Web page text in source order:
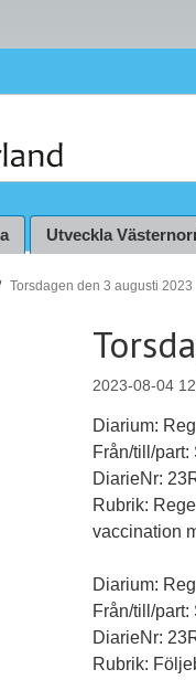
Utveckla
Torsdagen den 3 augusti 2023
2023-08-04
Diarium:
Från/till/
DiarieNr:
Rubrik:
vaccination
Diarium:
Från/till/
DiarieNr:
Rubrik: